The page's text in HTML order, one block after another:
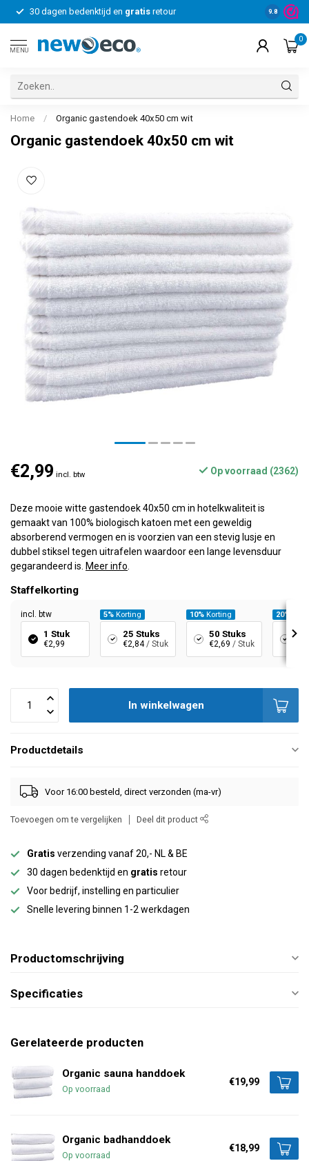
30 dagen bedenktijd en gratis retour Voor
9.8
MENU
0
Home / Organic gastendoek 40x50 cm wit
Organic gastendoek 40x50 cm wit
€2,99 incl. btw Op voorraad (2362)
Deze mooie witte gastendoek 40x50 cm in hotelkwaliteit is
gemaakt van 100% biologisch katoen met een geweldig
absorberend vermogen en is voorzien van een stevig lusje en
dubbel stiksel tegen uitrafelen waardoor een lange levensduur
gegarandeerd is. Meer info
Staffelkorting
incl. btw
1 Stuk
€2,99
5% Korting
25 Stuks
€2,84 / Stuk
10% Korting
50 Stuks
€2,69 / Stuk
20%
In winkelwagen
Productdetails
Voor 16:00 besteld, direct verzonden (ma-vr)
Toevoegen om te vergelijken Deel dit product
Gratis verzending vanaf 20,- NL & BE
30 dagen bedenktijd en gratis retour
Voor bedrijf, instelling en particulier
Snelle levering binnen 1-2 werkdagen
Productomschrijving
Specificaties
Gerelateerde producten
Organic sauna handdoek
Op voorraad
€19,99
Organic badhanddoek
Op voorraad
€18,99